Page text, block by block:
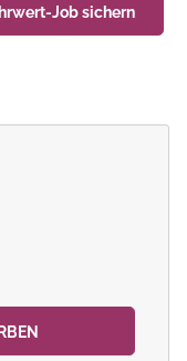
Jobsichern